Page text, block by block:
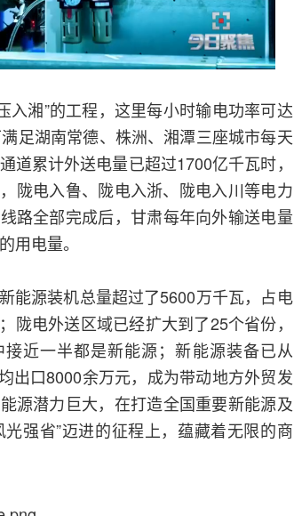
入湘”的工程，这里每小时输电功率可达
足湖南常德、株洲、湘潭三座城市每天
累计外送电量已超过1700亿千瓦时，
陇电入鲁、陇电入浙、陇电入川等电力
路全部完成后，甘肃每年向外输送电量
用电量。
能源装机总量超过了5600万千瓦，占电
电外送区域已经扩大到了25个省份，
近一半都是新能源；新能源装备已从
出口8000余万元，成为带动地方外贸发
源潜力巨大，在打造全国重要新能源及
强省”迈进的征程上，蕴藏着无限的商